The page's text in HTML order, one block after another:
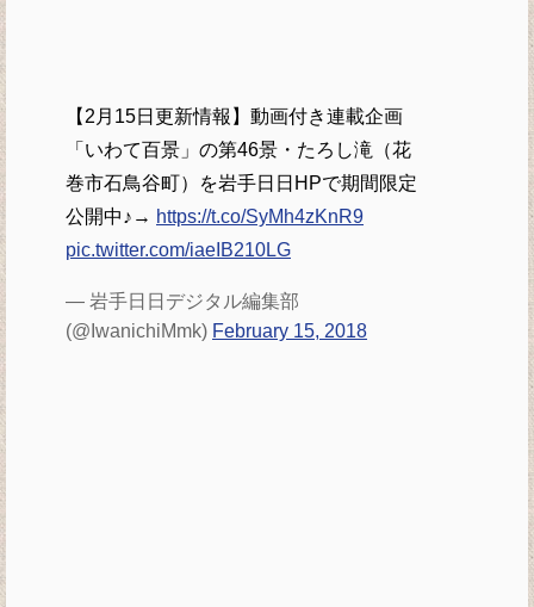
【2月15日更新情報】動画付き連載企画
「いわて百景」の第46景・たろし滝（花
巻市石鳥谷町）を岩手日日HPで期間限定
公開中♪→ https://t.co/SyMh4zKnR9
pic.twitter.com/iaeIB210LG
— 岩手日日デジタル編集部
(@IwanichiMmk) February 15, 2018